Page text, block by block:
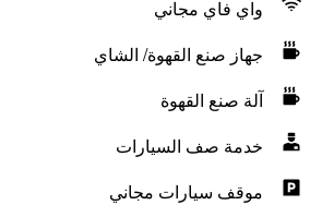
واي فاي مجاني
جهاز صنع القهوة/ الشاي
آلة صنع القهوة
خدمة صف السيارات
موقف سيارات مجاني